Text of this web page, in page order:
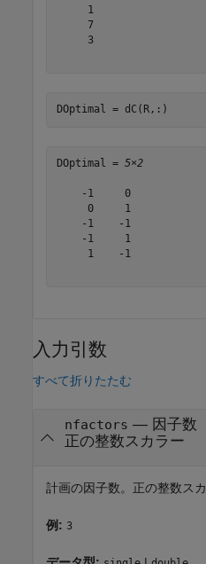
     1
     7
     3
DOptimal = dC(R,:)
DOptimal = 5×2
    -1     0
     0     1
    -1    -1
    -1     1
     1    -1
入力引数
すべて折りたたむ
nfactors — 因子数
正の整数スカラー
計画の因子数。正の整数ス
例: 3